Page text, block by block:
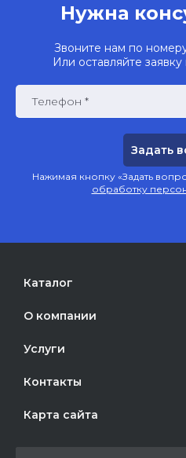
Нужна
Звоните нам по
Или оставляйте
Телефон *
Нажимая кнопку «Задать
обработку
Каталог
О компании
Услуги
Контакты
Карта сайта